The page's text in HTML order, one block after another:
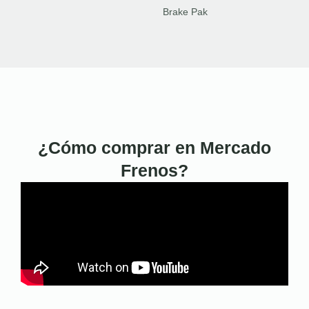
Brake Pak
¿Cómo comprar en Mercado
Frenos?